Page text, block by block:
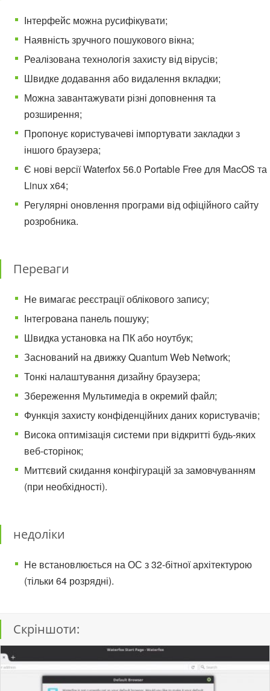
Інтерфейс можна русифікувати;
Наявність зручного пошукового вікна;
Реалізована технологія захисту від вірусів;
Швидке додавання або видалення вкладки;
Можна завантажувати різні доповнення та
розширення;
Пропонує користувачеві імпортувати закладки з
іншого браузера;
Є нові версії Waterfox 56.0 Portable Free для MacOS та
Linux x64;
Регулярні оновлення програми від офіційного сайту
розробника.
Переваги
Не вимагає реєстрації облікового запису;
Інтегрована панель пошуку;
Швидка установка на ПК або ноутбук;
Заснований на движку Quantum Web Network;
Тонкі налаштування дизайну браузера;
Збереження Мультимедіа в окремий файл;
Функція захисту конфіденційних даних користувачів;
Висока оптимізація системи при відкритті будь-яких
веб-сторінок;
Миттєвий скидання конфігурацій за замовчуванням
(при необхідності).
недоліки
Не встановлюється на ОС з 32-бітної архітектурою
(тільки 64 розрядні).
Скріншоти: